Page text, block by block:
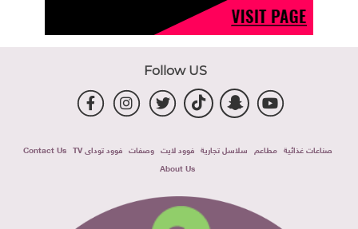
Follow US
صناعات غذائية مطاعم سلاسل تجارية فوود لايت وصفات فوود توداى TV
Contact Us
About Us